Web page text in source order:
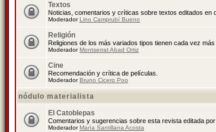
Textos
Noticias, comentarios y críticas sobre textos editados en
ModeradorLino Camprubí Bueno
Religión
Religiones de los más variados tipos tienen cada vez más
ModeradorMontserrat Abad Ortiz
Cine
Recomendación y crítica de películas.
ModeradorBruno Cicero Poo
nódulo materialista
El Catoblepas
Comentarios y sugerencias sobre esta revista editada por
ModeradorMaría Santillana Acosta